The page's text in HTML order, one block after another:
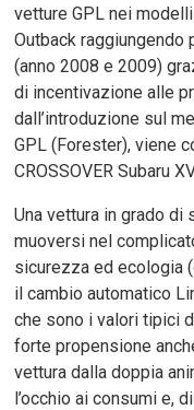
vetture GPL nei
Outback raggiungendo
(anno 2008 e 2009)
di incentivazione alle
dall’introduzione sul
GPL (Forester), viene
CROSSOVER Subaru
Una vettura in grado
muoversi nel
sicurezza ed ecologia
il cambio automatico
che sono i valori tipici
forte propensione
vettura dalla doppia
l’occhio ai consumi e,